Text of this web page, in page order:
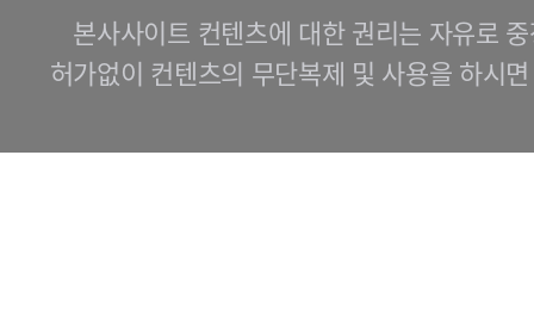
본사사이트 컨텐츠에 대한 권리는 자유로
허가없이 컨텐츠의 무단복제 및 사용을 하시